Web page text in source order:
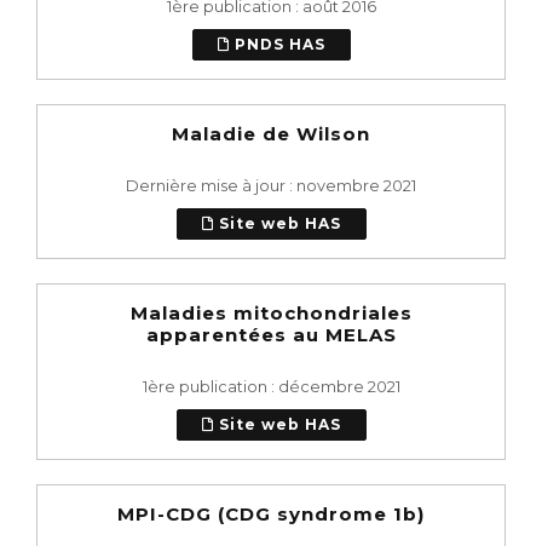
1ère publication : août 2016
PNDS HAS
Maladie de Wilson
Dernière mise à jour : novembre 2021
Site web HAS
Maladies mitochondriales
apparentées au MELAS
1ère publication : décembre 2021
Site web HAS
MPI-CDG (CDG syndrome 1b)